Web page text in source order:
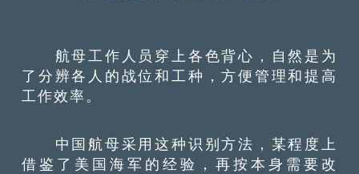
航母工作人员穿上各色背心，自然是为
了分辨各人的战位和工种，方便管理和提高
工作效率。
中国航母采用这种识别方法，某程度上
借鉴了美国海军的经验，再按本身需要改